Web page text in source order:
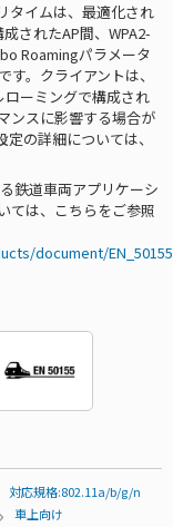
タイムは、最適化され
されたAP間、WPA2-
Roamingパラメータ
。クライアントは、
ーミングで構成され
ンスに影響する場合が
の詳細については、
鉄道車両アプリケーシ
ては、こちらをご参照
document/
対応規格:802.11a/b/g/n
車上向け